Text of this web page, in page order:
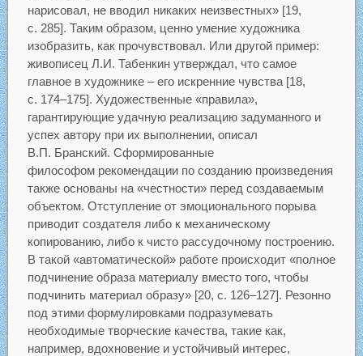
нарисовал, не вводил никаких неизвестных» [19,
c. 285]. Таким образом, ценно умение художника
изобразить, как прочувствовал. Или другой пример:
живописец Л.И. Табенкин утверждал, что самое
главное в художнике – его искренние чувства [18,
с. 174–175]. Художественные «правила»,
гарантирующие удачную реализацию задуманного и
успех автору при их выполнении, описал
В.П. Бранский. Сформированные
философом рекомендации по созданию произведения
также основаны на «честности» перед создаваемым
объектом. Отступление от эмоционального порыва
приводит создателя либо к механическому
копированию, либо к чисто рассудочному построению.
В такой «автоматической» работе происходит «полное
подчинение образа материалу вместо того, чтобы
подчинить материал образу» [20, с. 126–127]. Резонно
под этими формулировками подразумевать
необходимые творческие качества, такие как,
например, вдохновение и устойчивый интерес,